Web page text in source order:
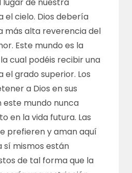
cielo. Dios debería
más alta reverencia del
Este mundo es la
cual podéis recibir una
grado superior. Los
a Dios en sus
este mundo nunca
en la vida futura. Las
prefieren y aman aquí
mismos están
de tal forma que la